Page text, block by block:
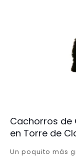
Cachorros de
en Torre de
Un poquito más